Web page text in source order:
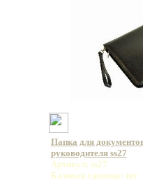
Папка для
руководителя ss27
Артикул: ss27
Базовая единица: шт